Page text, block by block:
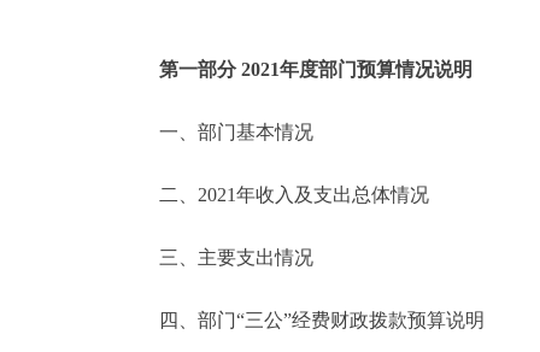
第一部分 2021年度部门预算情况说明
一、部门基本情况
二、2021年收入及支出总体情况
三、主要支出情况
四、部门“三公”经费财政拨款预算说明